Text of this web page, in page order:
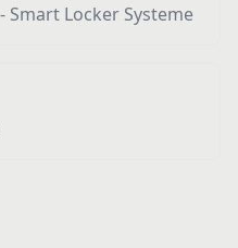
Smart Locker Systeme